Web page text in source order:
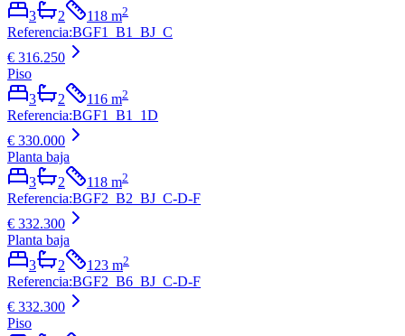
3
2 118 m2
Referencia:BGF1_B1_BJ_C
€ 316.250
Piso
3
2 116 m2
Referencia:BGF1_B1_1D
€ 330.000
Planta baja
3
2 118 m2
Referencia:BGF2_B2_BJ_C-D-F
€ 332.300
Planta baja
3
2 123 m2
Referencia:BGF2_B6_BJ_C-D-F
€ 332.300
Piso